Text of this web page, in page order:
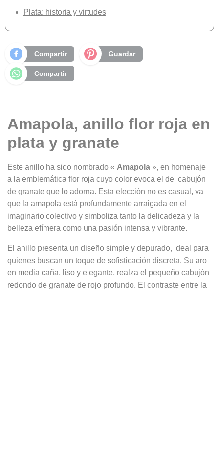
Plata: historia y virtudes
Compartir Guardar
Compartir
Amapola, anillo flor roja en
plata y granate
Este anillo ha sido nombrado « Amapola », en homenaje
a la emblemática flor roja cuyo color evoca el del cabujón
de granate que lo adorna. Esta elección no es casual, ya
que la amapola está profundamente arraigada en el
imaginario colectivo y simboliza tanto la delicadeza y la
belleza efímera como una pasión intensa y vibrante.
El anillo presenta un diseño simple y depurado, ideal para
quienes buscan un toque de sofisticación discreta. Su aro
en media caña, liso y elegante, realza el pequeño cabujón
redondo de granate de rojo profundo. El contraste entre la